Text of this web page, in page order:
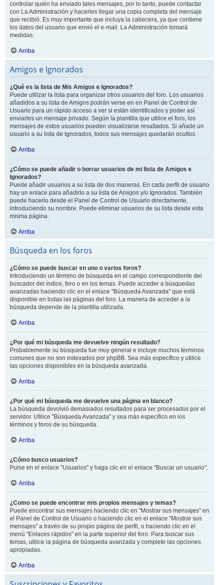
controlar quién ha enviado tales mensajes, por lo tanto, puede contactar
con La Administración y hacerles llegar una copia completa del mensaje
que recibió. Es muy importante que incluya la cabecera, ya que contiene
los datos del usuario que envió el e-mail. La Administración tomará
medidas.
Arriba
Amigos e Ignorados
¿Qué es la lista de Mis Amigos e Ignorados?
Puede utilizar la lista para organizar otros usuarios del foro. Los usuarios
añadidos a su lista de Amigos podrán verse en en Panel de Control de
Usuario para un rápido acceso a ver si están identificados y poder así
enviarles un mensaje privado. Según la plantilla que utilice el foro, los
mensajes de estos usuarios pueden visualizarse resaltados. Si añade un
usuario a su lista de Ignorados, todos sus mensajes quedarán ocultos.
Arriba
¿Cómo se puede añadir o borrar usuarios de mi lista de Amigos e
Ignorados?
Puede añadir usuarios a su lista de dos maneras. En cada perfil de usuario
hay un enlace para añadirlo a su lista de Amigos y/o Ignorados. También
puede hacerlo desde el Panel de Control de Usuario directamente,
introduciendo su nombre. Puede eliminar usuarios de su lista desde esta
misma página.
Arriba
Búsqueda en los foros
¿Cómo se puede buscar en uno o varios foros?
Introduciendo un término de búsqueda en el campo correspondiente del
buscador del índice, foro o en los temas. Puede acceder a búsquedas
avanzadas haciendo clic en el enlace "Búsqueda Avanzada" que está
disponible en todas las páginas del foro. La manera de acceder a la
búsqueda depende de la plantilla utilizada.
Arriba
¿Por qué mi búsqueda me devuelve ningún resultado?
Probablemente su búsqueda fue muy general e incluye muchos términos
comunes que no son indexados por phpBB. Sea más específico y utilice
las opciones disponibles en la búsqueda avanzada.
Arriba
¿Por qué mi búsqueda me devuelve una página en blanco?
La búsqueda devolvió demasiados resultados para ser procesados por el
servidor. Utilice "Búsqueda Avanzada" y sea más específico en los
términos y foros de su búsqueda.
Arriba
¿Cómo busco usuarios?
Pulse en el enlace "Usuarios" y haga clic en el enlace "Buscar un usuario".
Arriba
¿Como se puede encontrar mis propios mensajes y temas?
Puede encontrar sus mensajes haciendo clic en "Mostrar sus mensajes" en
el Panel de Control de Usuario o haciendo clic en el enlace "Mostrar sus
mensajes" a través de su propio página de perfil, o haciendo clic en el
menú "Enlaces rápidos" en la parte superior del foro. Para buscar sus
temas, utilice la página de búsqueda avanzada y complete las opciones
apropiadas.
Arriba